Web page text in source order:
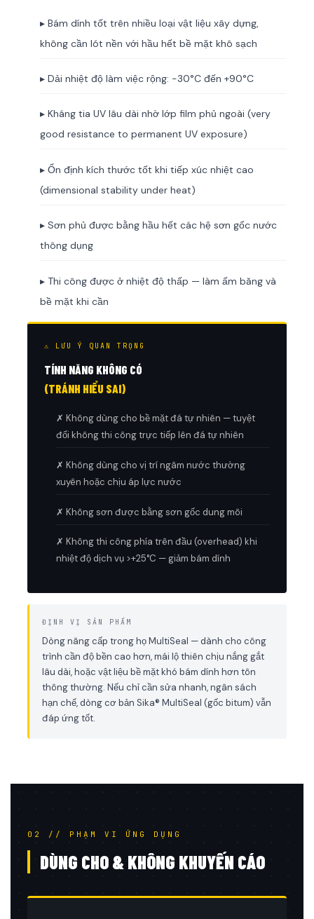
▸ Bám dính tốt trên nhiều loại vật liệu xây dựng,
không cần lót nền với hầu hết bề mặt khô sạch
▸ Dải nhiệt độ làm việc rộng: -30°C đến +90°C
▸ Kháng tia UV lâu dài nhờ lớp film phủ ngoài (very
good resistance to permanent UV exposure)
▸ Ổn định kích thước tốt khi tiếp xúc nhiệt cao
(dimensional stability under heat)
▸ Sơn phủ được bằng hầu hết các hệ sơn gốc nước
thông dụng
▸ Thi công được ở nhiệt độ thấp — làm ấm băng và
bề mặt khi cần
⚠ LƯU Ý QUAN TRỌNG
TÍNH NĂNG KHÔNG CÓ
(TRÁNH HIỂU SAI)
✗ Không dùng cho bề mặt đá tự nhiên — tuyệt
đối không thi công trực tiếp lên đá tự nhiên
✗ Không dùng cho vị trí ngâm nước thường
xuyên hoặc chịu áp lực nước
✗ Không sơn được bằng sơn gốc dung môi
✗ Không thi công phía trên đầu (overhead) khi
nhiệt độ dịch vụ >+25°C — giảm bám dính
ĐỊNH VỊ SẢN PHẨM
Dòng nâng cấp trong họ MultiSeal — dành cho công
trình cần độ bền cao hơn, mái lộ thiên chịu nắng gắt
lâu dài, hoặc vật liệu bề mặt khó bám dính hơn tôn
thông thường. Nếu chỉ cần sửa nhanh, ngân sách
hạn chế, dòng cơ bản Sika® MultiSeal (gốc bitum) vẫn
đáp ứng tốt.
02 // PHẠM VI ỨNG DỤNG
DÙNG CHO & KHÔNG KHUYẾN CÁO